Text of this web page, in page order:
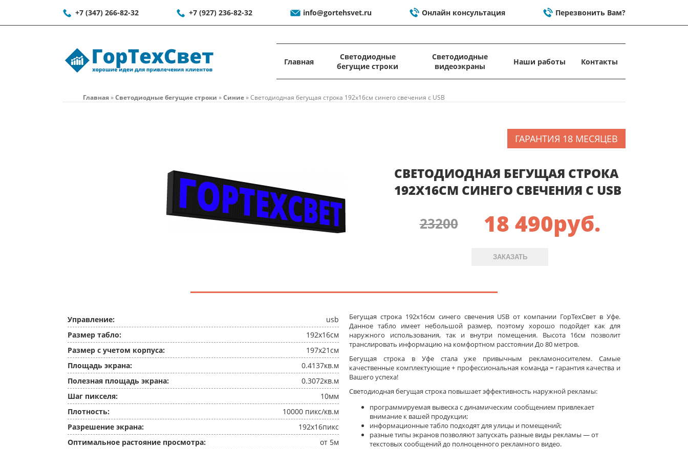
+7 (347) 266-82-32 +7 (927) 236-82-32 info@gortehsvet.ru Онлайн консультация Перезвонить Вам?
Главная
Светодиодные
бегущие строки
Светодиодные
видеоэкраны
Наши работы Контакты
Главная»Светодиодные бегущие строки »Синие»Светодиодная бегущая строка 192x16см синего свечения c USB
СВЕТОДИОДНАЯ БЕГУЩАЯ СТРОКА
192X16СМ СИНЕГО СВЕЧЕНИЯ C USB
23200 18 490руб.
ЗАКАЗАТЬ
ГАРАНТИЯ 18 МЕСЯЦЕВ
Управление:
usb
Размер табло:
192x16см
Размер с учетом корпуса:
197x21см
Площадь экрана:
0.4137кв.м
Полезная площадь экрана:
0.3072кв.м
Шаг пикселя:
10мм
Плотность:
10000 пикс/кв.м
Разрешение экрана:
192x16пикс
Оптимальное растояние просмотра:
от 5м
Бегущая строка 192x16см синего свечения USB от компании ГорТехСвет в Уфе.
Данное табло имеет небольшой размер, поэтому хорошо подойдет как для
наружного использования, так и внутри помещения. Высота 16см позволит
транслировать информацию на комфортном расстоянии До 80 метров.
Бегущая строка в Уфе стала уже привычным рекламоносителем. Самые
качественные комплектующие + профессиональная команда = гарантия качества и
Вашего успеха!
Светодиодная бегущая строка повышает эффективность наружной рекламы:
программируемая вывеска с динамическим сообщением привлекает
внимание к вашей продукции;
информационные табло подходят для улицы и помещений;
разные типы экранов позволяют запускать разные виды рекламы — от
текстовых сообщений до полноценного рекламного видео.